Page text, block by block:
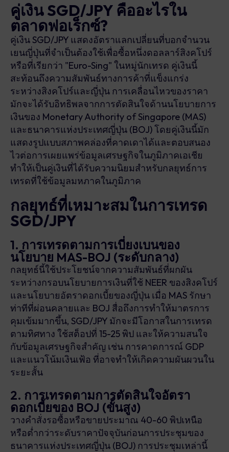
คู่เงิน SGD/JPY คืออะไรใน
ตลาดฟอเร็กซ์?
คู่เงิน SGD/JPY แสดงอัตราแลกเปลี่ยนที่บอกจำนวน
เยนญี่ปุ่นที่จำเป็นต้องใช้เพื่อซื้อหนึ่งดอลลาร์สิงคโปร์
หรือที่เรียกว่า "Euro-Sing" ในหมู่นักเทรด คู่เงินนี้
สะท้อนถึงความสัมพันธ์ทางการค้าที่แข็งแกร่ง
ระหว่างสิงคโปร์และญี่ปุ่น การเคลื่อนไหวของราคา
มักจะได้รับอิทธิพลจากการตัดสินใจด้านนโยบายการ
เงินของ Monetary Authority of Singapore (MAS)
และธนาคารแห่งประเทศญี่ปุ่น (BOJ) โดยคู่เงินนี้มัก
แสดงรูปแบบสภาพคล่องที่คาดเดาได้และตอบสนอง
ไวต่อการเผยแพร่ข้อมูลเศรษฐกิจในภูมิภาคเอเชีย
ทำให้เป็นคู่เงินที่ได้รับความนิยมสำหรับกลยุทธ์การ
เทรดที่ใช้ข้อมูลมหภาคในภูมิภาค
กลยุทธ์ที่เหมาะสมในการเทรด
SGD/JPY
1. การเทรดตามการเบี่ยงเบนของ
นโยบาย MAS-BOJ (ระดับกลาง)
กลยุทธ์นี้ใช้ประโยชน์จากความสัมพันธ์ที่ผกผัน
ระหว่างกรอบนโยบายการเงินที่ใช้ NEER ของสิงคโปร์
และนโยบายอัตราดอกเบี้ยของญี่ปุ่น เมื่อ MAS รักษา
ท่าทีที่ผ่อนคลายและ BOJ สื่อถึงการทำให้มาตรการ
คุมเข้มมากขึ้น, SGD/JPY มักจะมีโอกาสในการเทรด
ตามทิศทาง ใช้สต็อปที่ 15-25 พิป และให้ความสนใจ
กับข้อมูลเศรษฐกิจสำคัญ เช่น การคาดการณ์ GDP
และแนวโน้มเงินเฟ้อ ที่อาจทำให้เกิดความผันผวนใน
ระยะสั้น
2. การเทรดตามการตัดสินใจอัตรา
ดอกเบี้ยของ BOJ (ขั้นสูง)
วางคำสั่งรอซื้อหรือขายประมาณ 40-60 พิปเหนือ
หรือต่ำกว่าระดับราคาปัจจุบันก่อนการประชุมของ
ธนาคารแห่งประเทศญี่ปุ่น (BOJ) การประชุมเหล่านี้